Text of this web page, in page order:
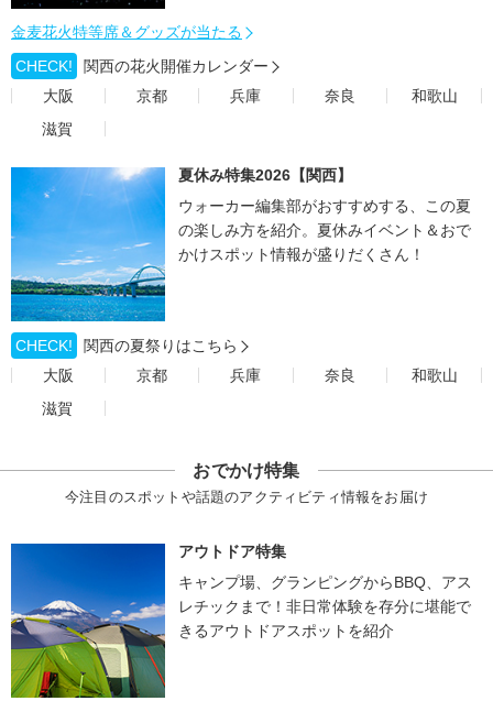
金麦花火特等席＆グッズが当たる
CHECK!
関西の花火開催カレンダー
大阪
京都 兵庫 奈良
和歌山
滋賀
夏休み特集2026【関西】
ウォーカー編集部がおすすめする、この夏
の楽しみ方を紹介。夏休みイベント＆おで
かけスポット情報が盛りだくさん！
CHECK!
関西の夏祭りはこちら
大阪
京都 兵庫 奈良
和歌山
滋賀
おでかけ特集
今注目のスポットや話題のアクティビティ情報をお届け
アウトドア特集
キャンプ場、グランピングからBBQ、アス
レチックまで！非日常体験を存分に堪能で
きるアウトドアスポットを紹介